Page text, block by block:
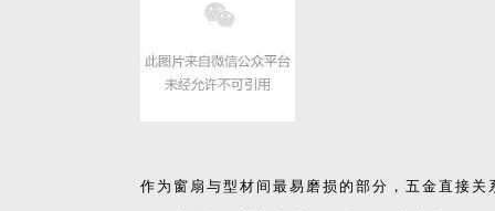
作为窗扇与型材间最易磨损的部分，五金直接